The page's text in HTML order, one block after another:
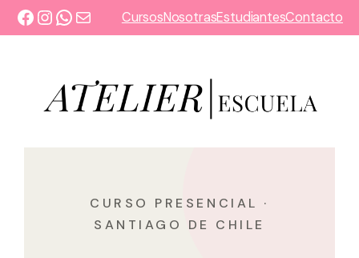
SaltarFacebook
Instagram
WhatsApp
Correo electrónico
CursosNosotrasEstudiantesContacto
CURSO PRESENCIAL ·
SANTIAGO DE CHILE